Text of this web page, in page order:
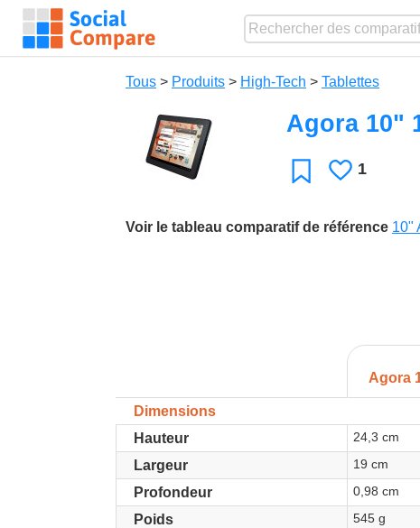
Tous > Produits > High-Tech > Tablettes
Agora 10"
Favori J'aime
1
Voir le tableau comparatif de référence 10"
Agora
Dimensions
Hauteur
24,3 cm
Largeur 19 cm
Profondeur 0,98 cm
Poids 545 g